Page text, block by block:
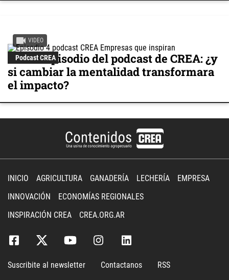
VIDEO
Podcast CREA
Nuevo episodio del podcast de CREA: ¿y
si cambiar la mentalidad transformara
el impacto?
INICIO AGRICULTURA GANADERÍA LECHERÍA
EMPRESA
INNOVACIÓN
ECONOMÍAS REGIONALES
INSPIRACIÓN CREA
CREA.ORG.AR
Suscribite al newsletter Contactanos RSS